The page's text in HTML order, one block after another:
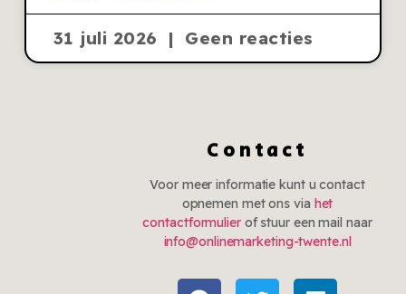
31 juli 2026 Geen reacties
Contact
Voor meer informatie kunt u contact
opnemen met ons via het
contactformulierof stuur een mail naar
info@onlinemarketing-twente.nl